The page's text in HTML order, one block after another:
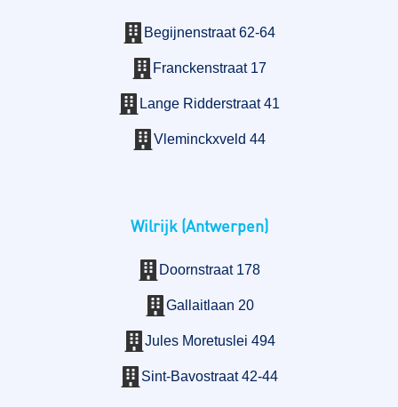
Begijnenstraat 62-64
Franckenstraat 17
Lange Ridderstraat 41
Vleminckxveld 44
Wilrijk (Antwerpen)
Doornstraat 178
Gallaitlaan 20
Jules Moretuslei 494
Sint-Bavostraat 42-44